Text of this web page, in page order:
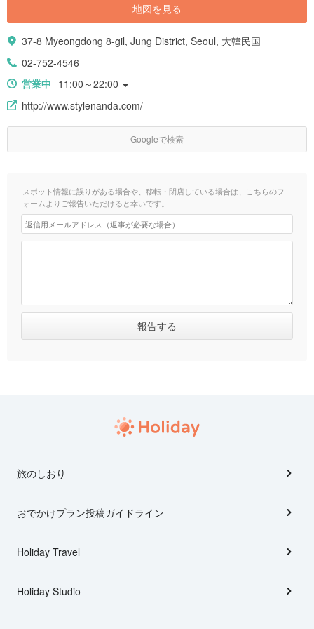
地図を見る
37-8 Myeongdong 8-gil, Jung District, Seoul, 大韓民国
02-752-4546
営業中 11:00～22:00
http://www.stylenanda.com/
Googleで検索
スポット情報に誤りがある場合や、移転・閉店している場合は、こちらのフ
ォームよりご報告いただけると幸いです。
旅のしおり
おでかけプラン投稿ガイドライン
Holiday Travel
Holiday Studio